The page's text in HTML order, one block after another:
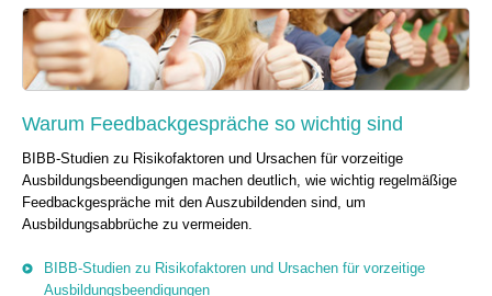
Warum Feedbackgespräche so wichtig sind
BIBB-Studien zu Risikofaktoren und Ursachen für vorzeitige
Ausbildungsbeendigungen machen deutlich, wie wichtig regelmäßige
Feedbackgespräche mit den Auszubildenden sind, um
Ausbildungsabbrüche zu vermeiden.
BIBB-Studien zu Risikofaktoren und Ursachen für vorzeitige
Ausbildungsbeendigungen